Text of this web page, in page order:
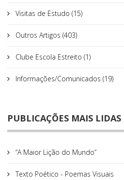
Visitas de Estudo (15)
Outros Artigos (403)
Clube Escola Estreito (1)
Informações/Comunicados (19)
PUBLICAÇÕES MAIS LIDAS
“A Maior Lição do Mundo”
Texto Poético - Poemas Visuais